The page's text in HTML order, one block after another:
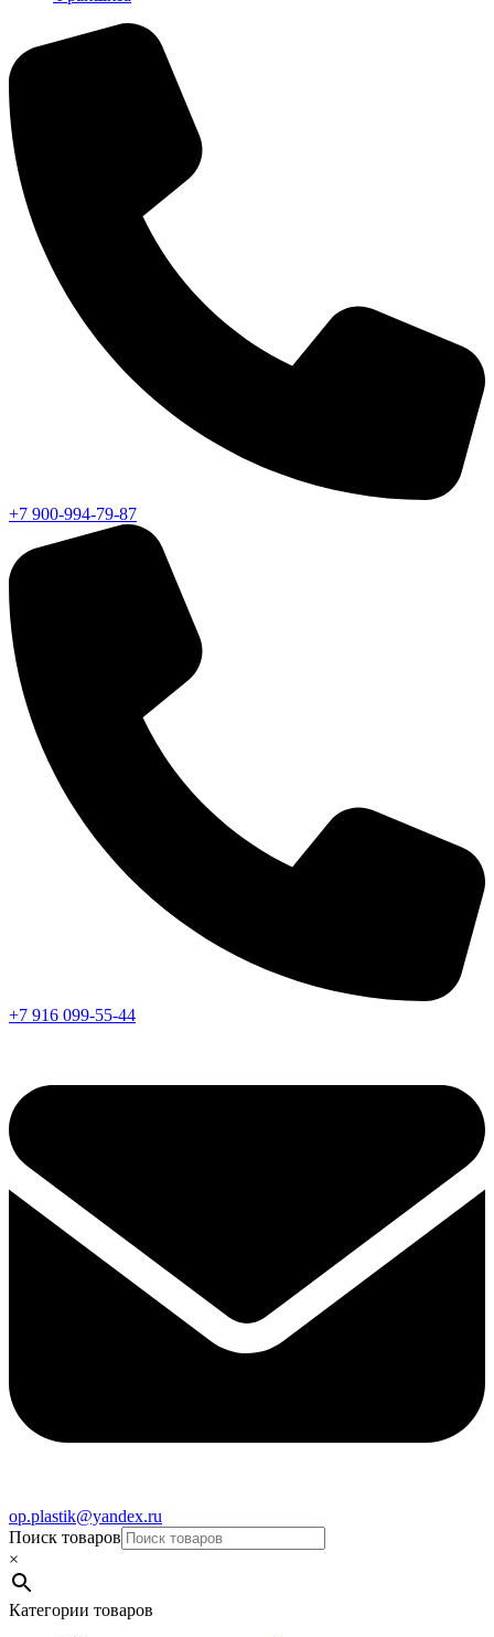
+7 900-994-79-87
+7 916 099-55-44
op.plastik@yandex.ru
Поиск товаров
×
Категории товаров